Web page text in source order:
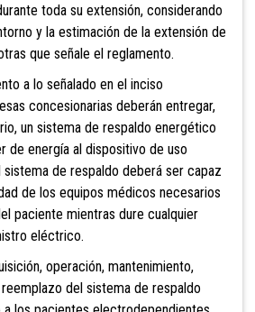
toda su extensión, considerando
y la estimación de la extensión de
que señale el reglamento.
a lo señalado en el inciso
concesionarias deberán entregar,
un sistema de respaldo energético
de energía al dispositivo de uso
de respaldo deberá ser capaz
de los equipos médicos necesarios
paciente mientras dure cualquier
eléctrico.
operación, mantenimiento,
del sistema de respaldo